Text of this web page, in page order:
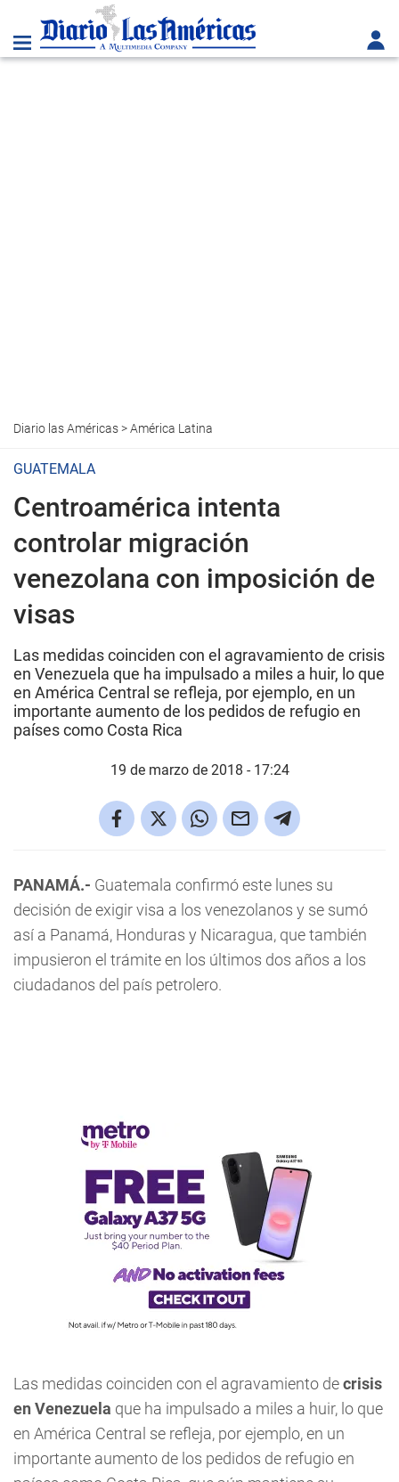
Diario las Américas>América Latina
GUATEMALA
Centroamérica intenta
controlar migración
venezolana con imposición de
visas
Las medidas coinciden con el agravamiento de crisis
en Venezuela que ha impulsado a miles a huir, lo que
en América Central se refleja, por ejemplo, en un
importante aumento de los pedidos de refugio en
países como Costa Rica
19 de marzo de 2018 - 17:24
PANAMÁ.- Guatemala confirmó este lunes su
decisión de exigir visa a los venezolanos y se sumó
así a Panamá, Honduras y Nicaragua, que también
impusieron el trámite en los últimos dos años a los
ciudadanos del país petrolero.
Las medidas coinciden con el agravamiento decrisis
en Venezuela que ha impulsado a miles a huir, lo que
en América Central se refleja, por ejemplo, en un
importante aumento de los pedidos de refugio en